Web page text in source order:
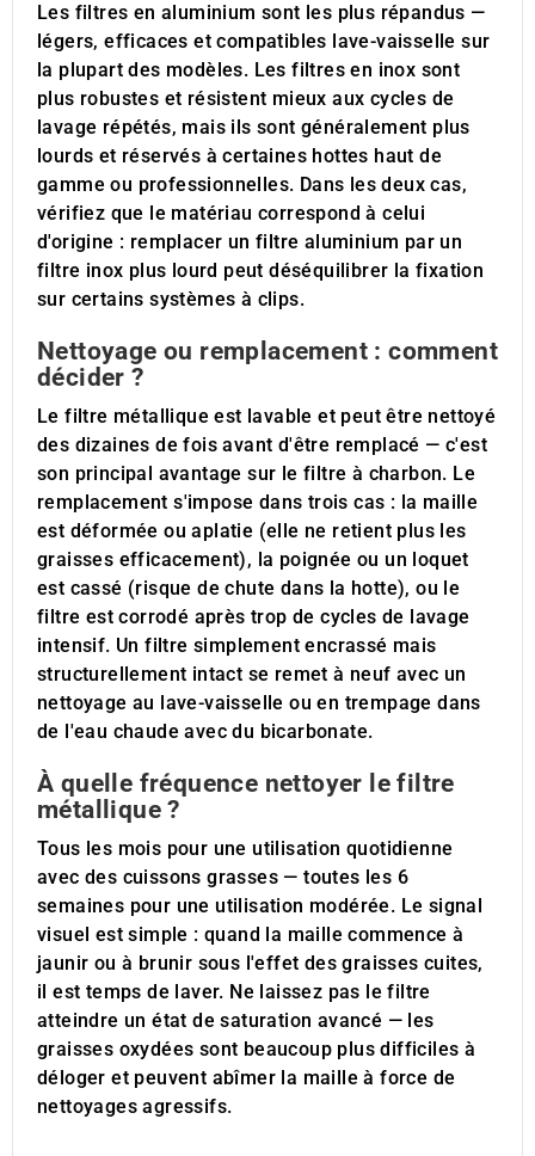
Les filtres en aluminium sont les plus répandus —
légers, efficaces et compatibles lave-vaisselle sur
la plupart des modèles. Les filtres en inox sont
plus robustes et résistent mieux aux cycles de
lavage répétés, mais ils sont généralement plus
lourds et réservés à certaines hottes haut de
gamme ou professionnelles. Dans les deux cas,
vérifiez que le matériau correspond à celui
d'origine : remplacer un filtre aluminium par un
filtre inox plus lourd peut déséquilibrer la fixation
sur certains systèmes à clips.
Nettoyage ou remplacement : comment
décider ?
Le filtre métallique est lavable et peut être nettoyé
des dizaines de fois avant d'être remplacé — c'est
son principal avantage sur le filtre à charbon. Le
remplacement s'impose dans trois cas : la maille
est déformée ou aplatie (elle ne retient plus les
graisses efficacement), la poignée ou un loquet
est cassé (risque de chute dans la hotte), ou le
filtre est corrodé après trop de cycles de lavage
intensif. Un filtre simplement encrassé mais
structurellement intact se remet à neuf avec un
nettoyage au lave-vaisselle ou en trempage dans
de l'eau chaude avec du bicarbonate.
À quelle fréquence nettoyer le filtre
métallique ?
Tous les mois pour une utilisation quotidienne
avec des cuissons grasses — toutes les 6
semaines pour une utilisation modérée. Le signal
visuel est simple : quand la maille commence à
jaunir ou à brunir sous l'effet des graisses cuites,
il est temps de laver. Ne laissez pas le filtre
atteindre un état de saturation avancé — les
graisses oxydées sont beaucoup plus difficiles à
déloger et peuvent abîmer la maille à force de
nettoyages agressifs.